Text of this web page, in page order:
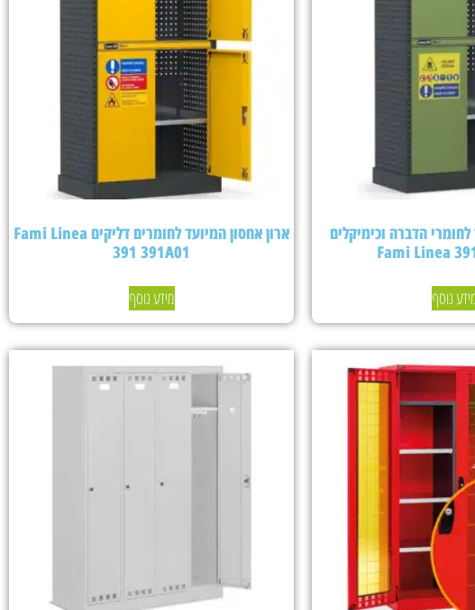
הדברה וכימיקלים
Fami Linea
נוסף
ארון אחסון המיועד לחומרים דליקים Fami Linea
391 391A01
מידע נוסף